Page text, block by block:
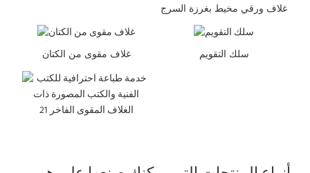
غلاف ورقي مخيط بغرزة السرج
غلاف مقوى من الكتان سلك التقويم